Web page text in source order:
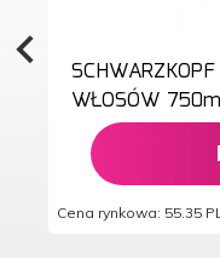
WŁOSÓW
Cena rynkowa: 55.35